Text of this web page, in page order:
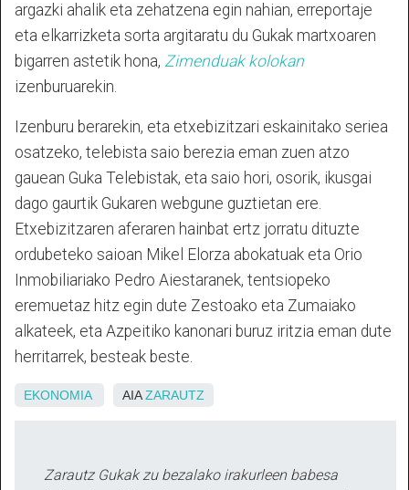
argazki ahalik eta zehatzena egin nahian, erreportaje
eta elkarrizketa sorta argitaratu du Gukak martxoaren
bigarren astetik hona, Zimenduak kolokan
izenburuarekin.
Izenburu berarekin, eta etxebizitzari eskainitako seriea
osatzeko, telebista saio berezia eman zuen atzo
gauean Guka Telebistak, eta saio hori, osorik, ikusgai
dago gaurtik Gukaren webgune guztietan ere.
Etxebizitzaren aferaren hainbat ertz jorratu dituzte
ordubeteko saioan Mikel Elorza abokatuak eta Orio
Inmobiliariako Pedro Aiestaranek, tentsiopeko
eremuetaz hitz egin dute Zestoako eta Zumaiako
alkateek, eta Azpeitiko kanonari buruz iritzia eman dute
herritarrek, besteak beste.
EKONOMIA AIAZARAUTZ
Zarautz Gukak zu bezalako irakurleen babesa